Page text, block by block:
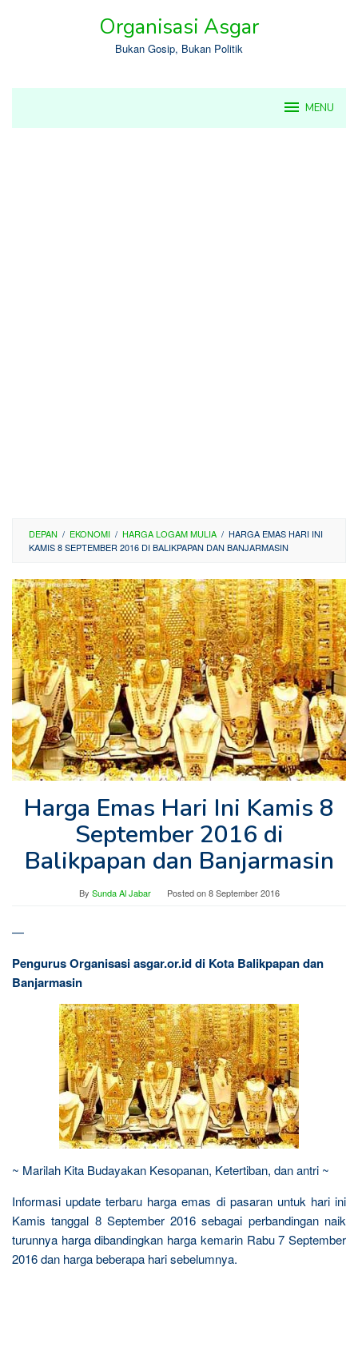
Organisasi Asgar
Bukan Gosip, Bukan Politik
MENU
DEPAN / EKONOMI / HARGA LOGAM MULIA / HARGA EMAS HARI INI
KAMIS 8 SEPTEMBER 2016 DI BALIKPAPAN DAN BANJARMASIN
Harga Emas Hari Ini Kamis 8
September 2016 di
Balikpapan dan Banjarmasin
By Sunda Al Jabar Posted on8 September 2016
—
Pengurus Organisasi asgar.or.id di Kota Balikpapan dan
Banjarmasin
~ Marilah Kita Budayakan Kesopanan, Ketertiban, dan antri ~
Informasi update terbaru harga emas di pasaran untuk hari ini
Kamis tanggal 8 September 2016 sebagai perbandingan naik
turunnya harga dibandingkan harga kemarin Rabu 7 September
2016 dan harga beberapa hari sebelumnya.